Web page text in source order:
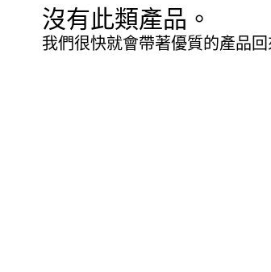
沒有此類產品。
我們很快就會帶著優質的產品